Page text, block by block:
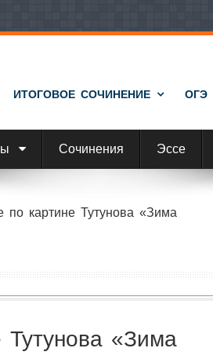
ИТОГОВОЕ СОЧИНЕНИЕ ОГЭ
Сочинения Эссе
по картине Тутунова «Зима
Тутунова «Зима